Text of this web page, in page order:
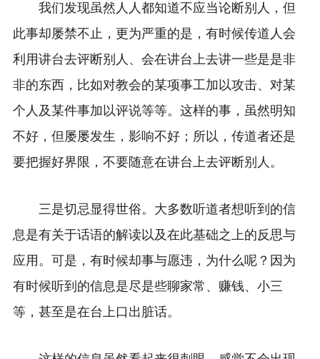
我们发现虽然人人都知道不应当论断别人，但
此事却屡禁不止，更为严重的是，有时候传道人会
利用讲台去评断别人、会在讲台上去讲一些是是非
非的东西，比如对教会的某项事工加以攻击、对某
个人及某件事加以评说等等。这样的事，虽然明知
不好，但屡屡发生，影响不好；所以，传道者还是
要把握好界限，不要随意在讲台上去评断别人。
三是切忌显得世俗。大多数听道者想听到的信
息是有关于话语的解读以及在此基础之上的反思与
应用。可是，有时候却事与愿违，为什么呢？因为
有时候听到的信息是尽是些聊家常、赚钱、小三
等，甚至是在台上口出脏话。